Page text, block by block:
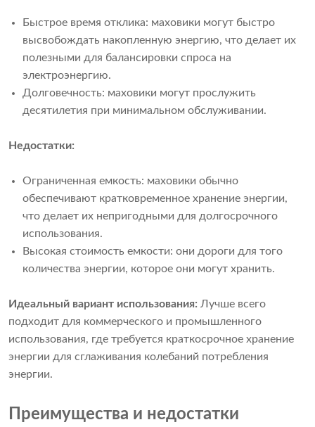
Быстрое время отклика: маховики могут быстро
высвобождать накопленную энергию, что делает их
полезными для балансировки спроса на
электроэнергию.
Долговечность: маховики могут прослужить
десятилетия при минимальном обслуживании.
Недостатки:
Ограниченная емкость: маховики обычно
обеспечивают кратковременное хранение энергии,
что делает их непригодными для долгосрочного
использования.
Высокая стоимость емкости: они дороги для того
количества энергии, которое они могут хранить.
Идеальный вариант использования: Лучше всего
подходит для коммерческого и промышленного
использования, где требуется краткосрочное хранение
энергии для сглаживания колебаний потребления
энергии.
Преимущества и недостатки